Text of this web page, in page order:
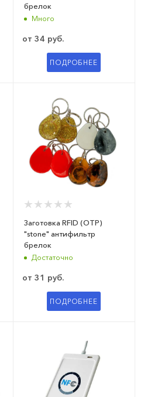
брелок
Много
от 34 руб.
ПОДРОБНЕЕ
Заготовка RFID (OTP)
"stone" антифильтр
брелок
Достаточно
от 31 руб.
ПОДРОБНЕЕ